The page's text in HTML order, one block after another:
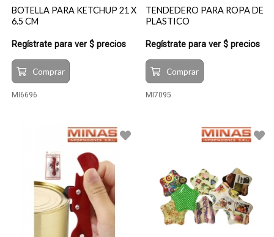
BOTELLA PARA KETCHUP 21 X
6.5 CM
Regístrate para ver $ precios
Comprar
MI6696
TENDEDERO PARA ROPA DE
PLASTICO
Regístrate para ver $ precios
Comprar
MI7095